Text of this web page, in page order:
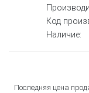
Код
Наличие:
Последняя цена